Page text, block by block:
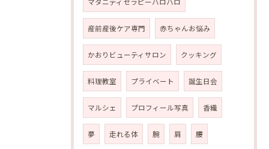
マタニティセラピーハロハロ
産前産後ケア専門 赤ちゃんお悩み
かおりビューティサロン クッキング
料理教室 プライベート 誕生日会
マルシェ プロフィール写真 香織
夢 走れる体 腕 肩 腰